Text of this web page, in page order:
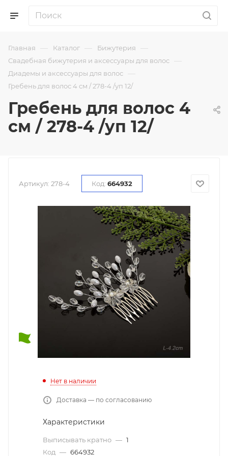
Главная — Каталог — Бижутерия —
Свадебная бижутерия и аксессуары для волос —
Диадемы и аксессуары для волос —
Гребень для волос 4 см / 278-4 /уп 12/
Гребень для волос 4
см / 278-4 /уп 12/
Артикул: 278-4 Код: 664932
Нет в наличии
Доставка — по согласованию
Характеристики
Выписывать кратно — 1
Код — 664932